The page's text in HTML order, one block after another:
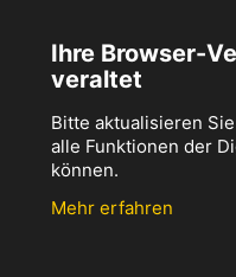
Ihre Browser-
veraltet
Bitte aktualisieren
alle Funktionen der
können.
Mehr erfahren